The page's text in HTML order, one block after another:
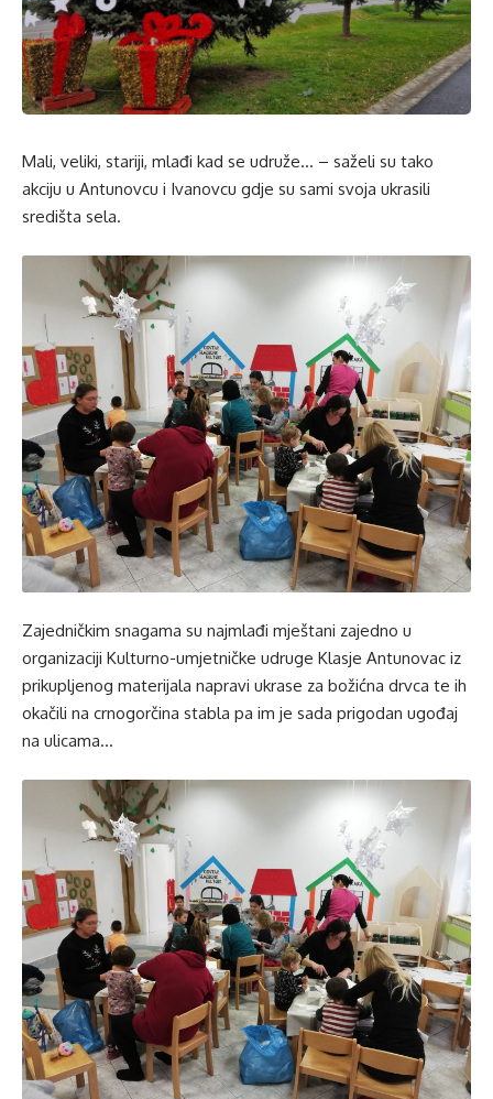
Mali, veliki, stariji, mlađi kad se udruže… – saželi su tako
akciju u Antunovcu i Ivanovcu gdje su sami svoja ukrasili
središta sela.
Zajedničkim snagama su najmlađi mještani zajedno u
organizaciji Kulturno-umjetničke udruge Klasje Antunovac iz
prikupljenog materijala napravi ukrase za božićna drvca te ih
okačili na crnogorčina stabla pa im je sada prigodan ugođaj
na ulicama…